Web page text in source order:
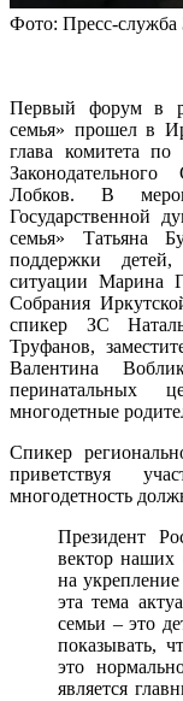
Фото: Пресс-служба
Первый форум в
семья» прошел в
глава комитета
Лобков. В
Государственной
семья» Татьяна
поддержки
ситуации Марина
Собрания
спикер ЗС
Труфанов,
Валентина
перинатальных
многодетные
Спикер
приветствуя
многодетность
Президент
вектор наших
на
эта тема
семьи – это
показывать,
это
является